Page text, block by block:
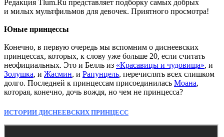
Редакция Tlum.Ru представляет подборку самых добрых
и милых мультфильмов для девочек. Приятного просмотра!
Юные принцессы
Конечно, в первую очередь мы вспомним о диснеевских
принцессах, которых, к слову уже больше 20, если считать
неофициальных. Это и Белль из «Красавицы и чудовища», и
Золушка, и Жасмин, и Рапунцель, перечислять всех слишком
долго. Последней к принцессам присоединилась Моана,
которая, конечно, дочь вождя, но чем не принцесса?
ИСТОРИИ ДИСНЕЕВСКИХ ПРИНЦЕСС